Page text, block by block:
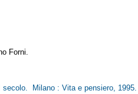
Forni.
Milano : Vita e pensiero, 1995.